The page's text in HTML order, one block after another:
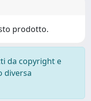
prodotto.
da copyright e
diversa